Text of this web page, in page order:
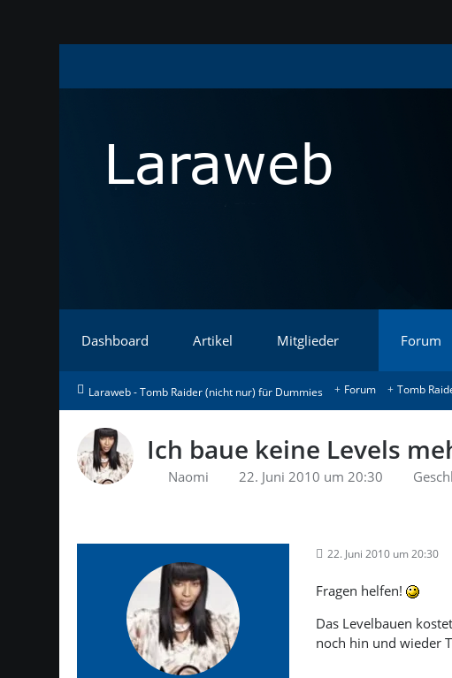
Dashboard Artikel Mitglieder Forum
Laraweb - Tomb Raider (nicht nur) für Dummies Forum Tomb
Ich baue keine Levels
Naomi 22. Juni 2010 um 20:30
22. Juni 2010 um 20:30
Fragen helfen!
Das Levelbauen
noch hin und wieder